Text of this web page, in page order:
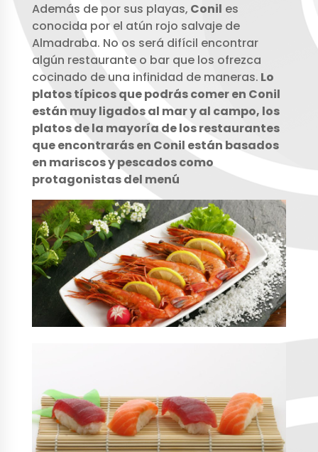
Además de por sus playas, Conil es
conocida por el atún rojo salvaje de
Almadraba. No os será difícil encontrar
algún restaurante o bar que los ofrezca
cocinado de una infinidad de maneras. Lo
platos típicos que podrás comer en Conil
están muy ligados al mar y al campo, los
platos de la mayoría de los restaurantes
que encontrarás en Conil están basados
en mariscos y pescados como
protagonistas del menú